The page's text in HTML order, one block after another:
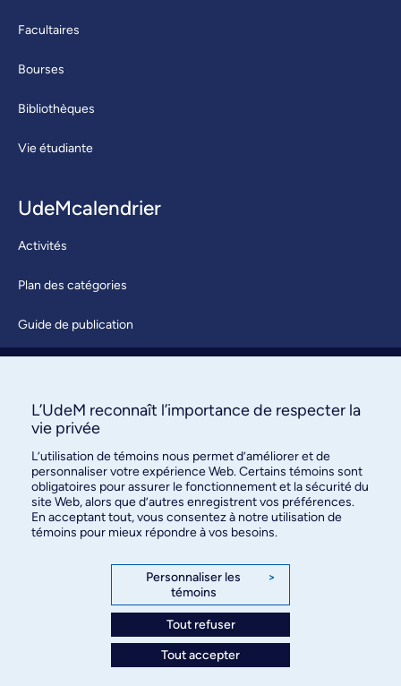
Facultaires
Bourses
Bibliothèques
Vie étudiante
UdeMcalendrier
Activités
Plan des catégories
Guide de publication
À propos / Nous joindre
des relations publiques
3744, rue Jean-Brillant, bureau 490
Montréal (Québec) H3T 1P1
L’UdeM reconnaît l’importance de respecter la
vie privée
L’utilisation de témoins nous permet d’améliorer et de
personnaliser votre expérience Web. Certains témoins sont
obligatoires pour assurer le fonctionnement et la sécurité du
site Web, alors que d’autres enregistrent vos préférences.
En acceptant tout, vous consentez à notre utilisation de
témoins pour mieux répondre à vos besoins.
Personnaliser les
témoins
>
Tout refuser
Tout accepter